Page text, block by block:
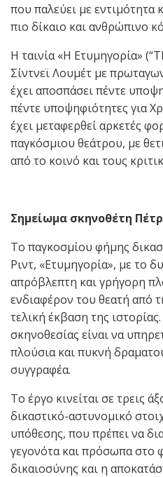
που παλεύει με εντιμότητα
πιο δίκαιο και ανθρώπινο
Η ταινία «Η Ετυμηγορία»
Σίντνεϊ Λουμέτ με
έχει αποσπάσει πέντε
πέντε υποψηφιότητες για
έχει μεταφερθεί αρκετές
παγκόσμιου θεάτρου, με
από το κοινό και τους
Σημείωμα σκηνοθέτη
Το παγκοσμίου φήμης
Ριντ, «Ετυμηγορία», με το
απρόβλεπτη και γρήγορη
ενδιαφέρον του θεατή από
τελική έκβαση της
σκηνοθεσίας είναι να
πλούσια και πυκνή
συγγραφέα.
Το έργο κινείται σε τρεις
δικαστικό-αστυνομικό
υπόθεσης, που πρέπει να
γεγονότα και πρόσωπα στο
δικαιοσύνης και η